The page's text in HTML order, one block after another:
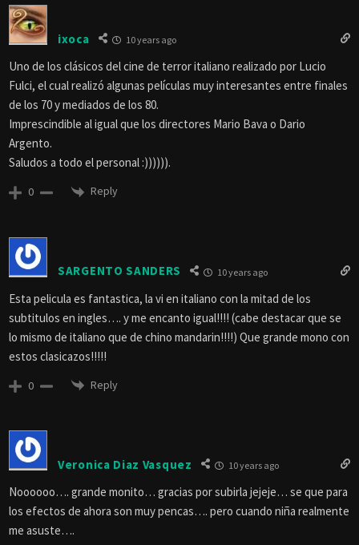
ixoca 10 years ago
Uno de los clásicos del cine de terror italiano realizado por Lucio
Fulci, el cual realizó algunas películas muy interesantes entre finales
de los 70 y mediados de los 80.
Imprescindible al igual que los directores Mario Bava o Dario
Argento.
Saludos a todo el personal :)))))).
0 Reply
SARGENTO SANDERS 10 years ago
Esta pelicula es fantastica, la vi en italiano con la mitad de los
subtitulos en ingles…. y me encanto igual!!!! (cabe destacar que se
lo mismo de italiano que de chino mandarin!!!!) Que grande mono con
estos clasicazos!!!!!
0 Reply
Veronica Diaz Vasquez 10 years ago
Noooooo…. grande monito… gracias por subirla jejeje… se que para
los efectos de ahora son muy pencas…. pero cuando niña realmente
me asuste….